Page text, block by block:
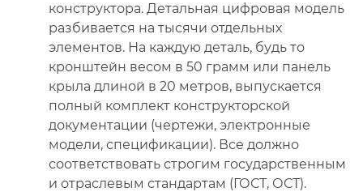
конструктора. Детальная цифровая модель
разбивается на тысячи отдельных
элементов. На каждую деталь, будь то
кронштейн весом в 50 грамм или панель
крыла длиной в 20 метров, выпускается
полный комплект конструкторской
документации (чертежи, электронные
модели, спецификации). Все должно
соответствовать строгим государственным
и отраслевым стандартам (ГОСТ, ОСТ).